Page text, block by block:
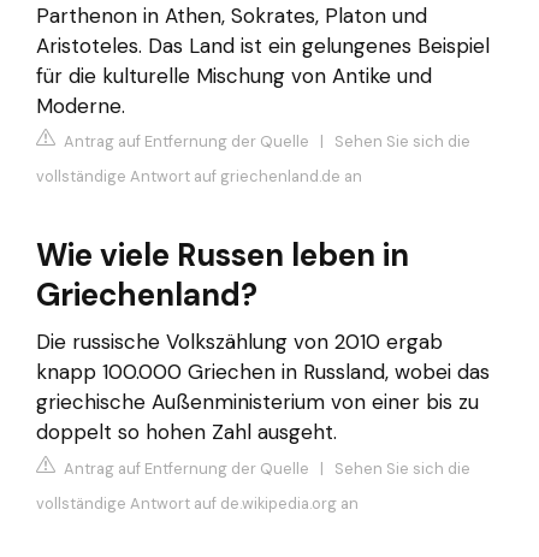
Parthenon in Athen, Sokrates, Platon und
Aristoteles. Das Land ist ein gelungenes Beispiel
für die kulturelle Mischung von Antike und
Moderne.
Antrag auf Entfernung der Quelle | Sehen Sie sich die
vollständige Antwort auf griechenland.de an
Wie viele Russen leben in
Griechenland?
Die russische Volkszählung von 2010 ergab
knapp 100.000 Griechen in Russland, wobei das
griechische Außenministerium von einer bis zu
doppelt so hohen Zahl ausgeht.
Antrag auf Entfernung der Quelle | Sehen Sie sich die
vollständige Antwort auf de.wikipedia.org an